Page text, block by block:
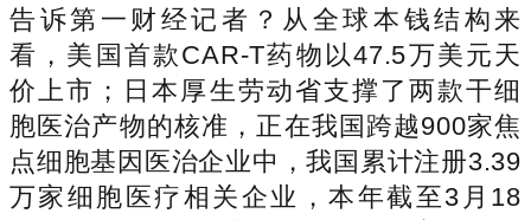
告诉第一财经记者？从全球本钱结构来
看，美国首款CAR-T药物以47.5万美元天
价上市；日本厚生劳动省支撑了两款干细
胞医治产物的核准，正在我国跨越900家焦
点细胞基因医治企业中，我国累计注册3.39
万家细胞医疗相关企业，本年截至3月18